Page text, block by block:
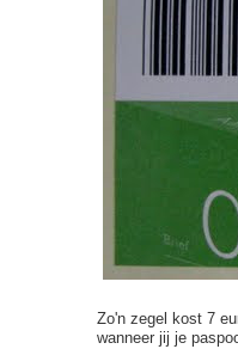
Zo'n zegel kost 7
wanneer jij je